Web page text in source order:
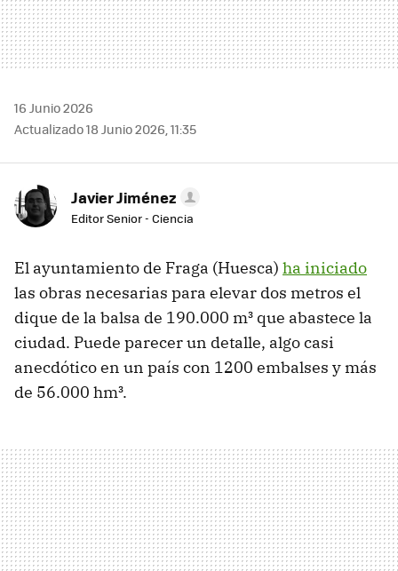
16 Junio 2026
Actualizado 18 Junio 2026, 11:35
Javier Jiménez
Editor Senior - Ciencia
El ayuntamiento de Fraga (Huesca) ha iniciado
las obras necesarias para elevar dos metros el
dique de la balsa de 190.000 m³ que abastece la
ciudad. Puede parecer un detalle, algo casi
anecdótico en un país con 1200 embalses y más
de 56.000 hm³.